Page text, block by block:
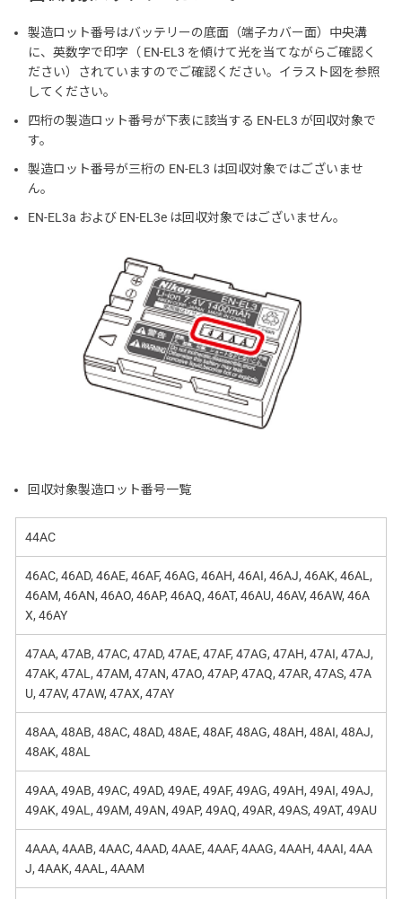
製造ロット番号はバッテリーの底面（端子カバー面）中央溝
に、英数字で印字（ EN-EL3 を傾けて光を当てながらご確認く
ださい）されていますのでご確認ください。イラスト図を参照
してください。
四桁の製造ロット番号が下表に該当する EN-EL3 が回収対象で
す。
製造ロット番号が三桁の EN-EL3 は回収対象ではございませ
ん。
EN-EL3a および EN-EL3e は回収対象ではございません。
回収対象製造ロット番号一覧
44AC
46AC, 46AD, 46AE, 46AF, 46AG, 46AH, 46AI, 46AJ, 46AK, 46AL,
46AM, 46AN, 46AO, 46AP, 46AQ, 46AT, 46AU, 46AV, 46AW, 46A
X, 46AY
47AA, 47AB, 47AC, 47AD, 47AE, 47AF, 47AG, 47AH, 47AI, 47AJ,
47AK, 47AL, 47AM, 47AN, 47AO, 47AP, 47AQ, 47AR, 47AS, 47A
U, 47AV, 47AW, 47AX, 47AY
48AA, 48AB, 48AC, 48AD, 48AE, 48AF, 48AG, 48AH, 48AI, 48AJ,
48AK, 48AL
49AA, 49AB, 49AC, 49AD, 49AE, 49AF, 49AG, 49AH, 49AI, 49AJ,
49AK, 49AL, 49AM, 49AN, 49AP, 49AQ, 49AR, 49AS, 49AT, 49AU
4AAA, 4AAB, 4AAC, 4AAD, 4AAE, 4AAF, 4AAG, 4AAH, 4AAI, 4AA
J, 4AAK, 4AAL, 4AAM